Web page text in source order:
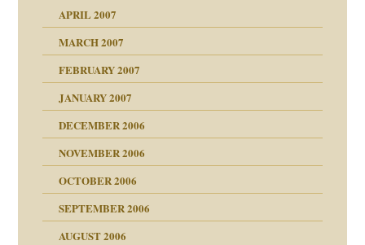
APRIL 2007
MARCH 2007
FEBRUARY 2007
JANUARY 2007
DECEMBER 2006
NOVEMBER 2006
OCTOBER 2006
SEPTEMBER 2006
AUGUST 2006